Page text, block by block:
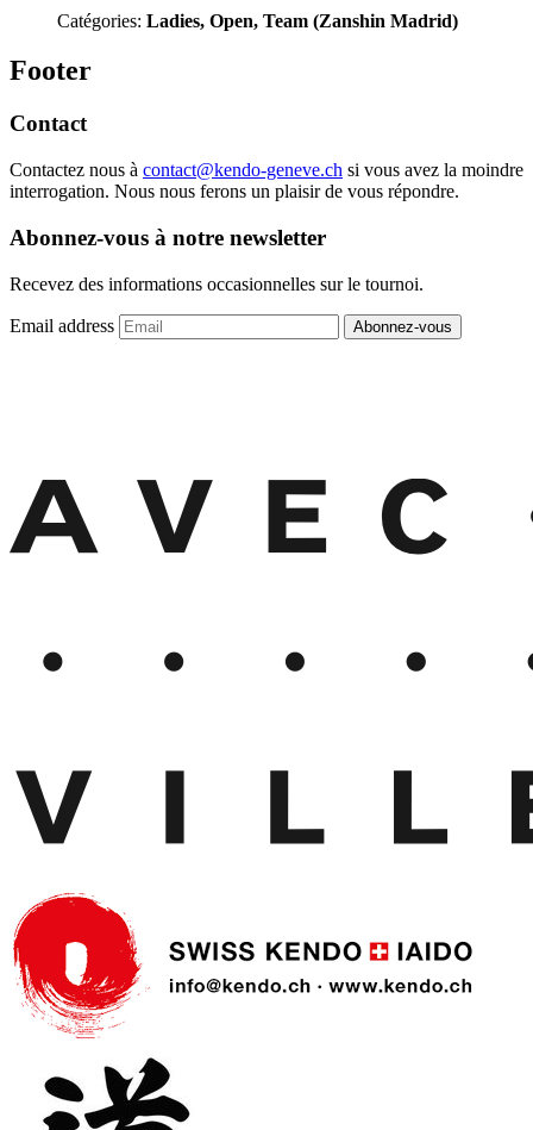
Catégories: Ladies, Open, Team (Zanshin Madrid)
Footer
Contact
Contactez nous à contact@kendo-geneve.ch si vous avez la moindre
interrogation. Nous nous ferons un plaisir de vous répondre.
Abonnez-vous à notre newsletter
Recevez des informations occasionnelles sur le tournoi.
Email address Abonnez-vous